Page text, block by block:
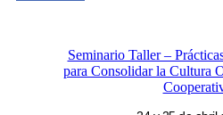
Seminario Taller –
para Consolidar la Cultura